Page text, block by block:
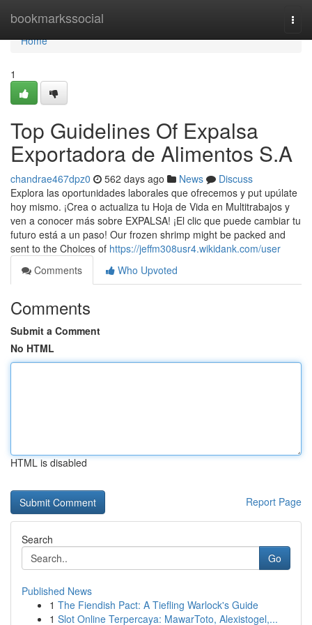
bookmarkssocial
Home
Home
1
Top Guidelines Of Expalsa
Exportadora de Alimentos S.A
chandrae467dpz0 562 days ago News
Discuss
Explora las oportunidades laborales que ofrecemos y put upúlate
hoy mismo. ¡Crea o actualiza tu Hoja de Vida en Multitrabajos y
ven a conocer más sobre EXPALSA! ¡El clic que puede cambiar tu
futuro está a un paso! Our frozen shrimp might be packed and
sent to the Choices of https://jeffm308usr4.wikidank.com/user
Comments
Who Upvoted
Comments
Submit a Comment
No HTML
HTML is disabled
Report Page
Search
Go
Published News
1 The Fiendish Pact: A Tiefling Warlock's Guide
1 Slot Online Terpercaya: MawarToto, Alexistogel,...